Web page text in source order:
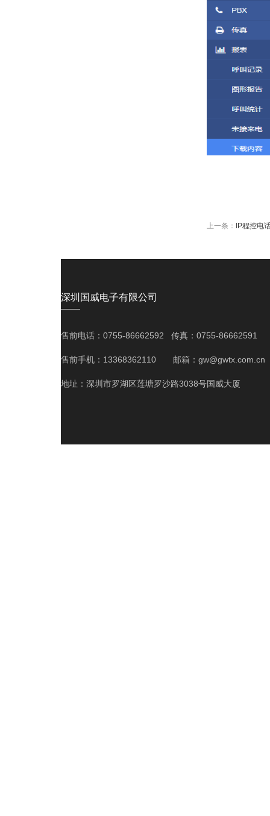
上一条： IP程控电
深圳国威电子有限公司
——
售前电话：0755-86662592 传真：0755-86662591
售前手机：13368362110 邮箱：gw@gwtx.com.cn
地址：深圳市罗湖区莲塘罗沙路3038号国威大厦